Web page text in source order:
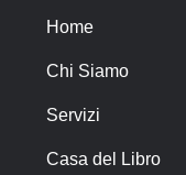
Home
Chi Siamo
Servizi
Casa del Libro